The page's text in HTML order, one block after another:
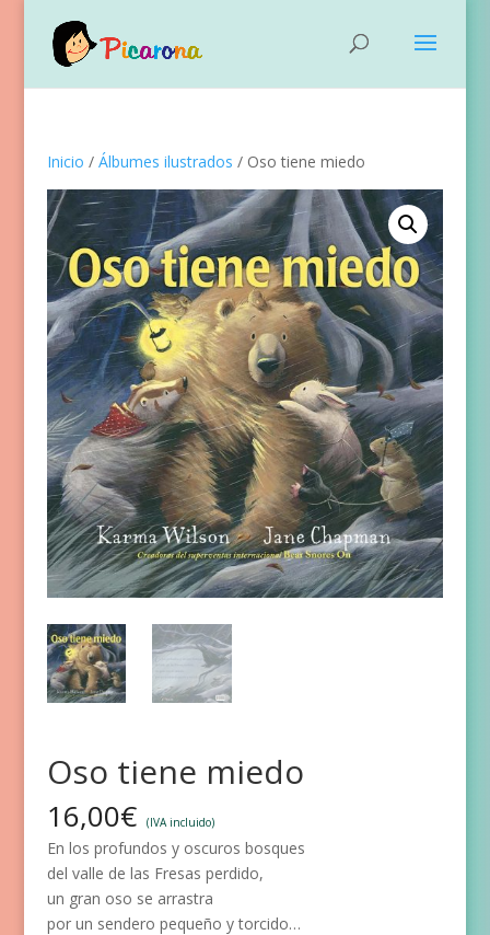
Inicio / Álbumes ilustrados / Oso tiene miedo
Oso tiene miedo
16,00€ (IVA incluido)
En los profundos y oscuros bosques
del valle de las Fresas perdido,
un gran oso se arrastra
por un sendero pequeño y torcido…